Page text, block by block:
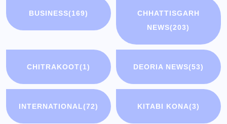
BUSINESS(169)
CHHATTISGARH
NEWS(203)
CHITRAKOOT(1) DEORIA NEWS(53)
INTERNATIONAL(72) KITABI KONA(3)